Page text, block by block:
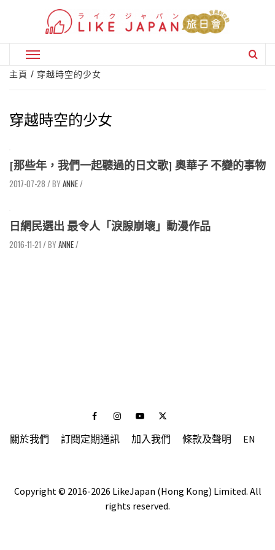
Primary
Menu
主頁 穿越時空的少女
穿越時空的少女
[那些年，我們一起聽過的日文歌] 奧華子 不變的事物
2017-07-28 / ANNE/
日網民選出 最令人「淚腺崩壞」動漫作品
2016-11-21 / ANNE/
FacebookInstagramYoutubeTwitter
關於我們 訂閱定期通訊 加入我們 條款及聲明 EN
Copyright © 2016-2026 LikeJapan (Hong Kong) Limited. All
rights reserved.